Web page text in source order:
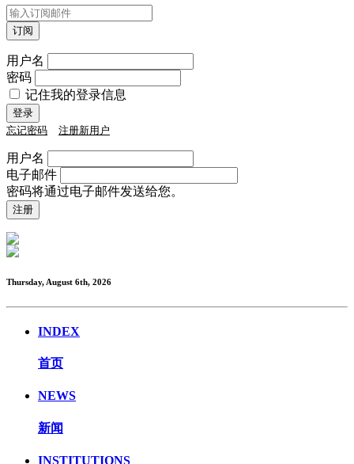
用户名
密码
记住我的登录信息
忘记密码 注册新用户
用户名
电子邮件
密码将通过电子邮件发送给您。
Thursday, August 6th, 2026
INDEX
首页
NEWS
新闻
INSTITUTIONS